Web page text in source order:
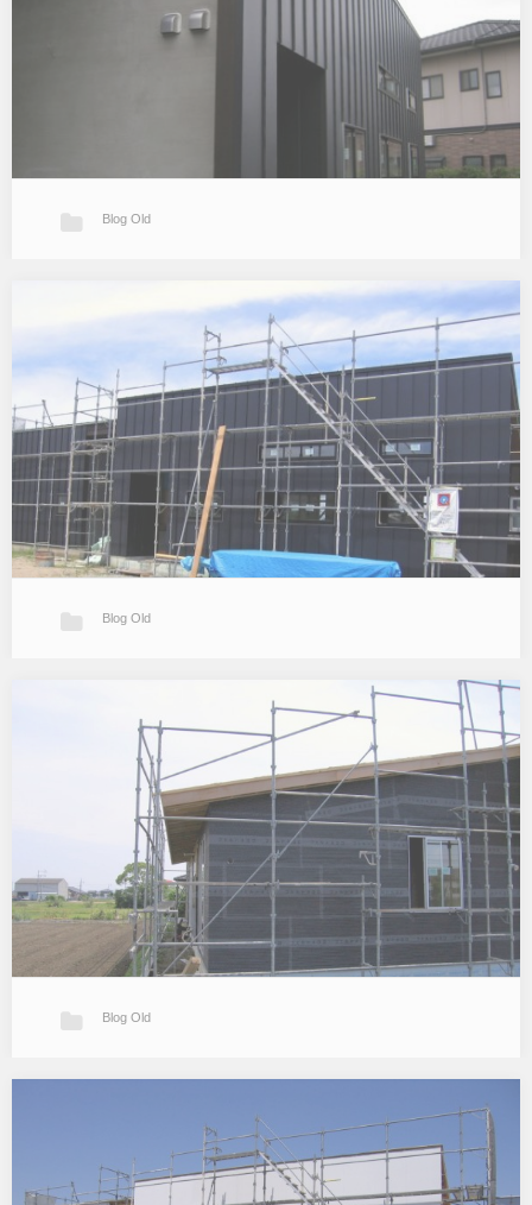
そろそろ竣工～オープンハウスのお知らせ
T邸もいよいよ工事が竣工に近づいてきました。 着々と丁寧な仕事
で工事は進んでおりましたがここに来てラストスパートという感じ
で各種工事が入り乱れ現場は最高潮を迎えています。 あと1週間が
勝負です。 先週…
Blog Old
少々ご無沙汰しておりました。。 T邸は仕上げ工事順調です。 続き
を読む » 外装は鋼板張り壁、屋根工事が終わりました。 軒天(軒
裏)、軒先、ケラバの板張りの仕上がりも良い感じです。 内装は
Blog Old
Ｔ邸。 作業もだんだん細かくなってきているので以前に比べると見
た目にはややスローペースながら工事は進んでいます。 正面の鋼板
壁以外の部分は一部を除いてラスモルタルの外壁です。 現在モルタ
Blog Old